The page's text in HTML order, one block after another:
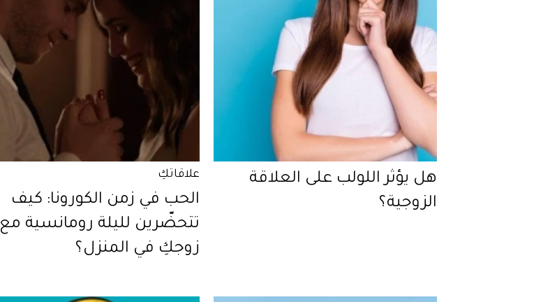
هل يؤثر اللولب على العلاقة
الزوجية؟
علاقاتكِ
الحب في زمن الكورونا: كيف
تتحضّرين لليلة رومانسية مع
زوجكِ في المنزل؟